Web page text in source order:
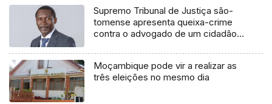
Supremo Tribunal de Justiça são-
tomense apresenta queixa-crime
contra o advogado de um cidadão
Moçambique pode vir a realizar as
três eleições no mesmo dia